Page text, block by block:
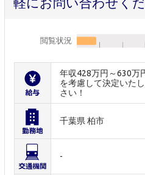
閲覧状況
年収428万円～630万
を考慮して決定いた
さい！
千葉県 柏市
-